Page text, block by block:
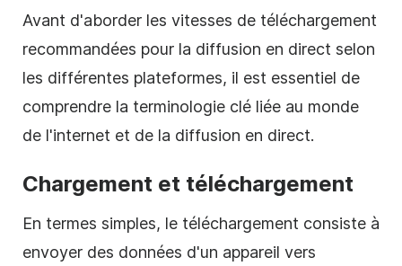
Avant d'aborder les vitesses de téléchargement
recommandées pour la diffusion en direct selon
les différentes plateformes, il est essentiel de
comprendre la terminologie clé liée au monde
de l'internet et de la diffusion en direct.
Chargement et téléchargement
En termes simples, le téléchargement consiste à
envoyer des données d'un appareil vers